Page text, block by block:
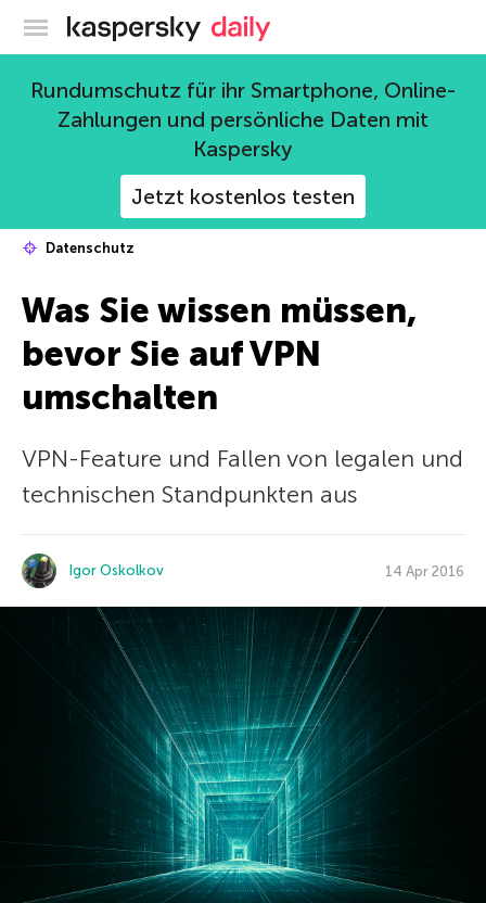
Offizieller Blog von Kaspersky
Rundumschutz für ihr Smartphone, Online-
Zahlungen und persönliche Daten mit
Kaspersky
Jetzt kostenlos testen
Datenschutz
Was Sie wissen müssen,
bevor Sie auf VPN
umschalten
VPN-Feature und Fallen von legalen und
technischen Standpunkten aus
Igor Oskolkov 14 Apr 2016